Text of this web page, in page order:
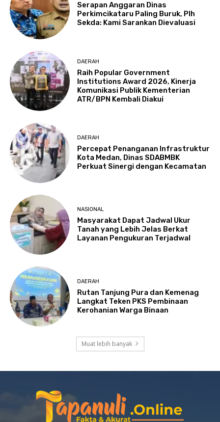
Serapan Anggaran Dinas
Perkimcikataru Paling Buruk, Plh
Sekda: Kami Sarankan Dievaluasi
DAERAH
Raih Popular Government
Institutions Award 2026, Kinerja
Komunikasi Publik Kementerian
ATR/BPN Kembali Diakui
DAERAH
Percepat Penanganan Infrastruktur
Kota Medan, Dinas SDABMBK
Perkuat Sinergi dengan Kecamatan
NASIONAL
Masyarakat Dapat Jadwal Ukur
Tanah yang Lebih Jelas Berkat
Layanan Pengukuran Terjadwal
DAERAH
Rutan Tanjung Pura dan Kemenag
Langkat Teken PKS Pembinaan
Kerohanian Warga Binaan
Muat lebih banyak